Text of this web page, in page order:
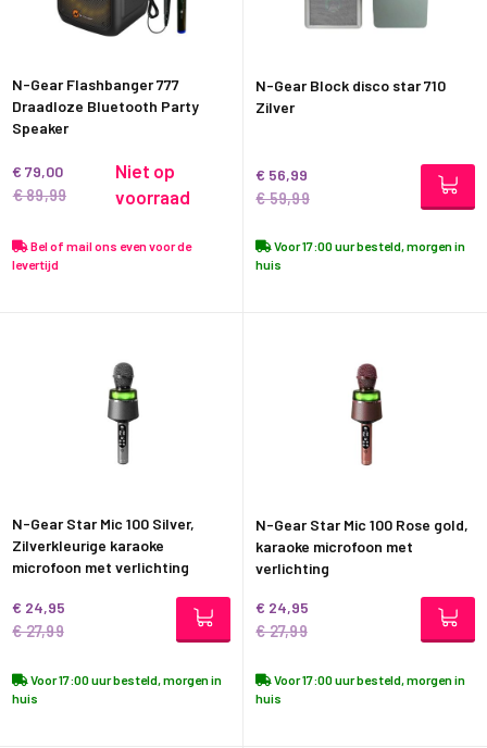
N-Gear Flashbanger 777
Draadloze Bluetooth Party
Speaker
€ 79,00
€ 89,99
Niet op
voorraad
Bel of mail ons even voor de
levertijd
N-Gear Block disco star 710
Zilver
€ 56,99
€ 59,99
Voor 17:00 uur besteld, morgen in
huis
N-Gear Star Mic 100 Silver,
Zilverkleurige karaoke
microfoon met verlichting
€ 24,95
€ 27,99
Voor 17:00 uur besteld, morgen in
huis
N-Gear Star Mic 100 Rose gold,
karaoke microfoon met
verlichting
€ 24,95
€ 27,99
Voor 17:00 uur besteld, morgen in
huis